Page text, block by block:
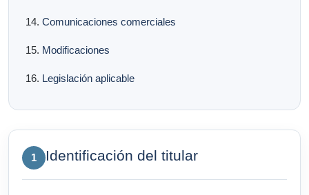
Comunicaciones comerciales
Modificaciones
Legislación aplicable
1 Identificación del titular